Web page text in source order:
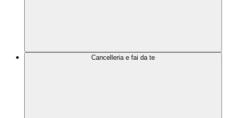
Cancelleria e fai da te